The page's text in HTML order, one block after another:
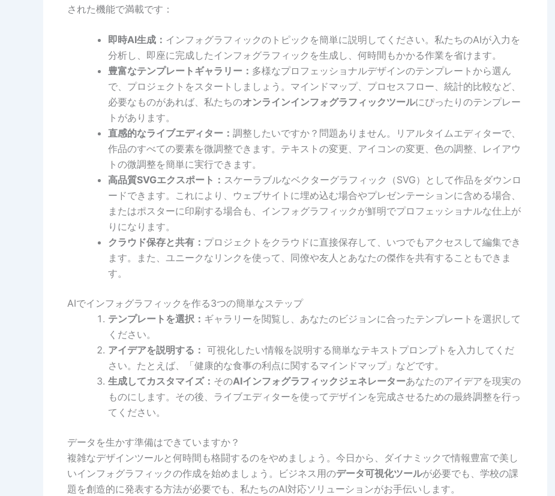
された機能で満載です：
即時AI生成： インフォグラフィックのトピックを簡単に説明してください。私たちのAIが入力を
分析し、即座に完成したインフォグラフィックを生成し、何時間もかかる作業を省けます。
豊富なテンプレートギャラリー： 多様なプロフェッショナルデザインのテンプレートから選ん
で、プロジェクトをスタートしましょう。マインドマップ、プロセスフロー、統計的比較など、
必要なものがあれば、私たちのオンラインインフォグラフィックツールにぴったりのテンプレー
トがあります。
直感的なライブエディター： 調整したいですか？問題ありません。リアルタイムエディターで、
作品のすべての要素を微調整できます。テキストの変更、アイコンの変更、色の調整、レイアウ
トの微調整を簡単に実行できます。
高品質SVGエクスポート： スケーラブルなベクターグラフィック（SVG）として作品をダウンロ
ードできます。これにより、ウェブサイトに埋め込む場合やプレゼンテーションに含める場合、
またはポスターに印刷する場合も、インフォグラフィックが鮮明でプロフェッショナルな仕上が
りになります。
クラウド保存と共有： プロジェクトをクラウドに直接保存して、いつでもアクセスして編集でき
ます。また、ユニークなリンクを使って、同僚や友人とあなたの傑作を共有することもできま
す。
AIでインフォグラフィックを作る3つの簡単なステップ
テンプレートを選択： ギャラリーを閲覧し、あなたのビジョンに合ったテンプレートを選択して
ください。
アイデアを説明する： 可視化したい情報を説明する簡単なテキストプロンプトを入力してくだ
さい。たとえば、「健康的な食事の利点に関するマインドマップ」などです。
生成してカスタマイズ： そのAIインフォグラフィックジェネレーターあなたのアイデアを現実の
ものにします。その後、ライブエディターを使ってデザインを完成させるための最終調整を行っ
てください。
データを生かす準備はできていますか？
複雑なデザインツールと何時間も格闘するのをやめましょう。今日から、ダイナミックで情報豊富で美し
いインフォグラフィックの作成を始めましょう。ビジネス用のデータ可視化ツールが必要でも、学校の課
題を創造的に発表する方法が必要でも、私たちのAI対応ソリューションがお手伝いします。